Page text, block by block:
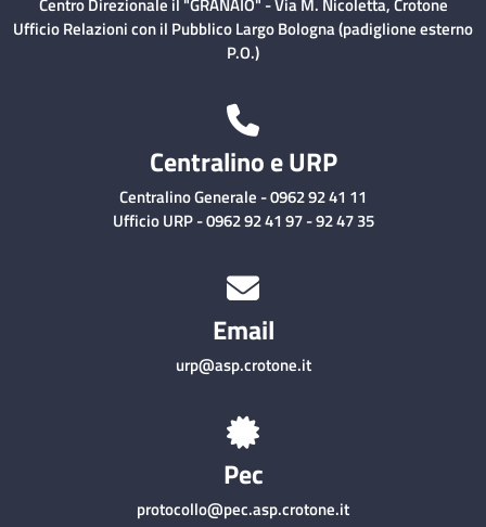
Ufficio Relazioni con il Pubblico Largo Bologna (padiglione esterno
P.O.)
Centralino e URP
Centralino Generale - 0962 92 41 11
Ufficio URP - 0962 92 41 97 - 92 47 35
Email
urp@asp.crotone.it
Pec
protocollo@pec.asp.crotone.it